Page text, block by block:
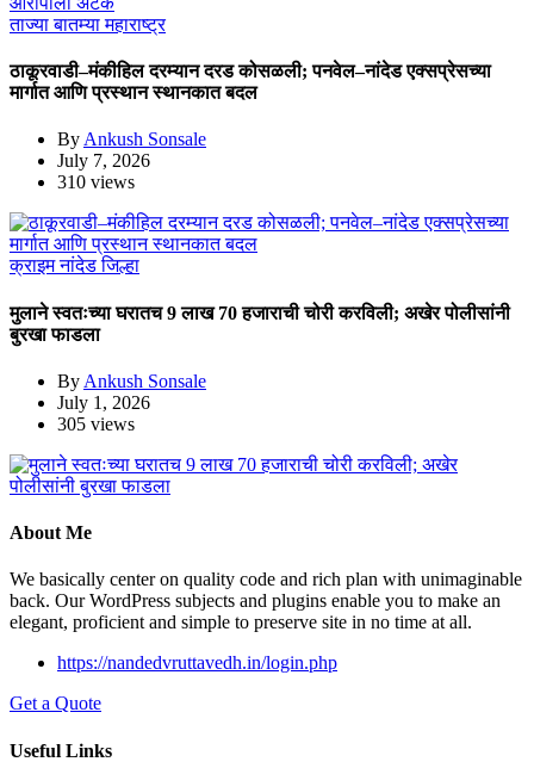
ताज्या बातम्यामहाराष्ट्र
ठाकूरवाडी–मंकीहिल दरम्यान दरड कोसळली; पनवेल–नांदेड एक्सप्रेसच्या
मार्गात आणि प्रस्थान स्थानकात बदल
By Ankush Sonsale
July 7, 2026
310 views
क्राइमनांदेड जिल्हा
मुलाने स्वतःच्या घरातच 9 लाख 70 हजाराची चोरी करविली; अखेर पोलीसांनी
बुरखा फाडला
By Ankush Sonsale
July 1, 2026
305 views
About Me
We basically center on quality code and rich plan with unimaginable
back. Our WordPress subjects and plugins enable you to make an
elegant, proficient and simple to preserve site in no time at all.
https://nandedvruttavedh.in/login.php
Get a Quote
Useful Links